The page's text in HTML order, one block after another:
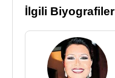
İlgili Biyografiler